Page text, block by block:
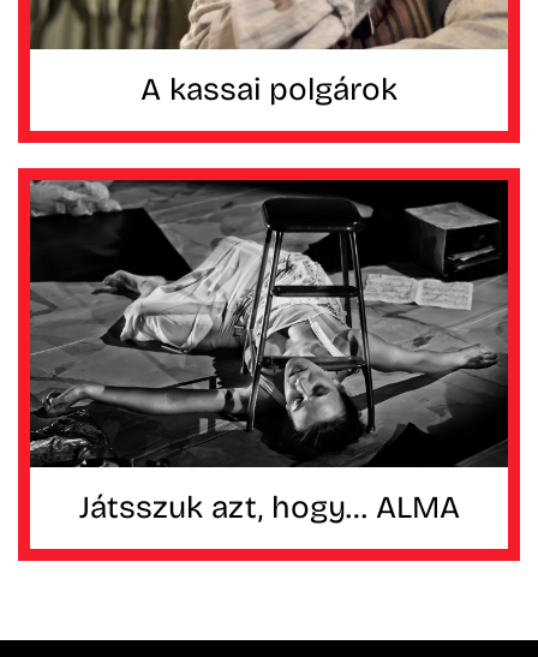
A kassai polgárok
Játsszuk azt, hogy… ALMA